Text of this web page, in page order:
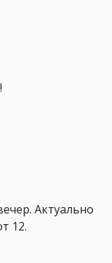
Актуально
12.